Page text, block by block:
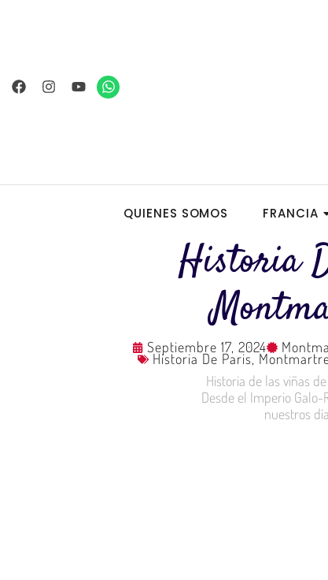
FacebookInstagram
YoutubeWhatsapp
QUIENES SOMOS FRANCIA
Historia
Septiembre 17, 2024
Historia De Paris,
Historia de las viñas
Desde el Imperio Galo-
nuestros